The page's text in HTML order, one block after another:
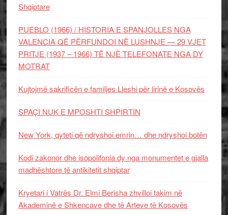
Shqiptare
PUEBLO (1966) / HISTORIA E SPANJOLLES NGA
VALENCIA QË PËRFUNDOI NË LUSHNJE — 29 VJET
PRITJE (1937 – 1966) TË NJË TELEFONATE NGA DY
MOTRAT
Kujtojmë sakrificën e familjes Lleshi për lirinë e Kosovës
SPAÇI NUK E MPOSHTI SHPIRTIN
New York, qyteti që ndryshoi emrin… dhe ndryshoi botën
Kodi zakonor dhe isopolifonia dy nga monumentet e gjalla
madhështore të antikitetit shqiptar
Kryetari i Vatrës Dr. Elmi Berisha zhvilloi takim në
Akademinë e Shkencave dhe të Arteve të Kosovës